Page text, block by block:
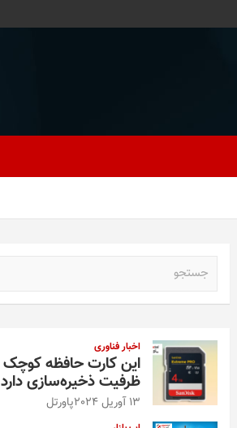
اخبار فناوری
ظرفیت ذخیره‌سازی دارد
13 آوریل 2024 پاورتل